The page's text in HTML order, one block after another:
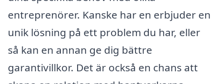
entreprenörer. Kanske har en erbjuder en
unik lösning på ett problem du har, eller
så kan en annan ge dig bättre
garantivillkor. Det är också en chans att